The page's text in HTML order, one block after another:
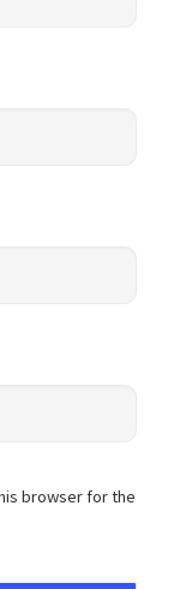
browser for the